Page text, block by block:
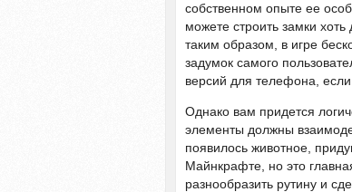
собственном опыте ее
можете строить замки
таким образом, в игре
задумок самого
версий для телефона, если
Однако вам придется
элементы должны
появилось животное,
Майнкрафте, но это
разнообразить рутину и